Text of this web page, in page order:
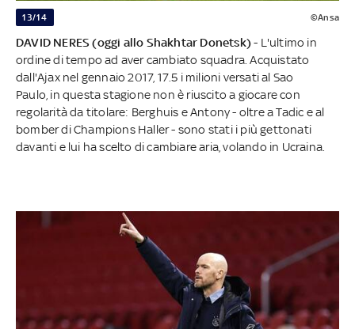
13/14 ©Ansa
DAVID NERES (oggi allo Shakhtar Donetsk)- L'ultimo in
ordine di tempo ad aver cambiato squadra. Acquistato
dall'Ajax nel gennaio 2017, 17.5 i milioni versati al Sao
Paulo, in questa stagione non è riuscito a giocare con
regolarità da titolare: Berghuis e Antony - oltre a Tadic e al
bomber di Champions Haller - sono stati i più gettonati
davanti e lui ha scelto di cambiare aria, volando in Ucraina.